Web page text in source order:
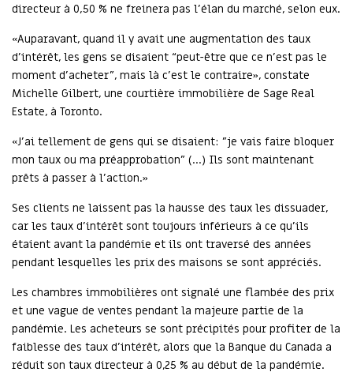
directeur à 0,50 % ne freinera pas l'élan du marché, selon eux.
«Auparavant, quand il y avait une augmentation des taux
d'intérêt, les gens se disaient “peut-être que ce n'est pas le
moment d'acheter”, mais là c'est le contraire», constate
Michelle Gilbert, une courtière immobilière de Sage Real
Estate, à Toronto.
«J'ai tellement de gens qui se disaient: "je vais faire bloquer
mon taux ou ma préapprobation" (...) Ils sont maintenant
prêts à passer à l'action.»
Ses clients ne laissent pas la hausse des taux les dissuader,
car les taux d'intérêt sont toujours inférieurs à ce qu'ils
étaient avant la pandémie et ils ont traversé des années
pendant lesquelles les prix des maisons se sont appréciés.
Les chambres immobilières ont signalé une flambée des prix
et une vague de ventes pendant la majeure partie de la
pandémie. Les acheteurs se sont précipités pour profiter de la
faiblesse des taux d'intérêt, alors que la Banque du Canada a
réduit son taux directeur à 0,25 % au début de la pandémie.